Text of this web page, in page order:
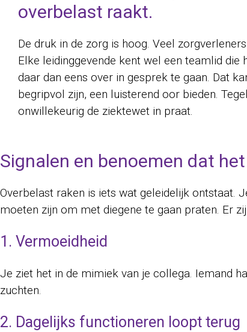
overbelast raakt.
De druk in de zorg is hoog. Veel
Elke leidinggevende kent wel een teamlid die
daar dan eens over in gesprek te gaan. Dat
begripvol zijn, een luisterend oor bieden.
onwillekeurig de ziektewet in praat.
Signalen en benoemen dat
Overbelast raken is iets wat geleidelijk ontstaat.
moeten zijn om met diegene te gaan praten. Er
1. Vermoeidheid
Je ziet het in de mimiek van je collega. Iemand
zuchten.
2. Dagelijks functioneren loopt terug